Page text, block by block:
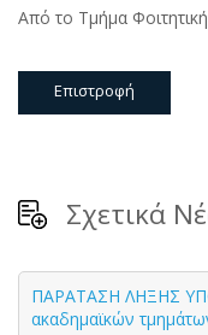
Από το Τμήμα
Επιστροφή
Σχετικά
ΠΑΡΑΤΑΣΗ ΛΗΞΗΣ
ακαδημαϊκών